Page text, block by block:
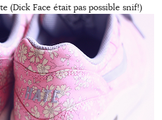
(Dick Face était pas possible snif!)